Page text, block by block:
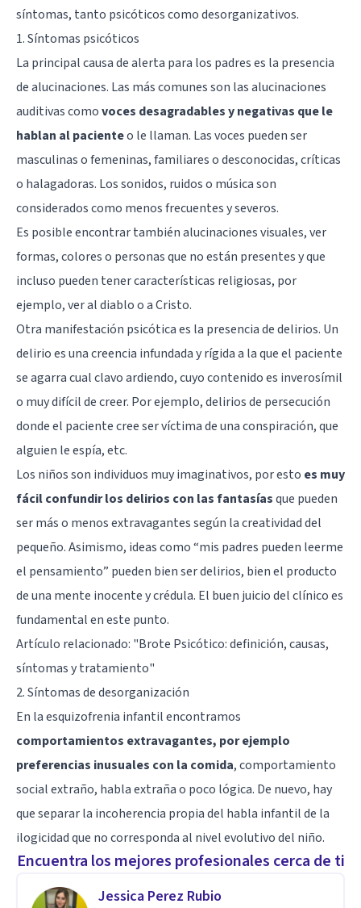
síntomas, tanto psicóticos como desorganizativos.
1. Síntomas psicóticos
La principal causa de alerta para los padres es la presencia
de alucinaciones. Las más comunes son las alucinaciones
auditivas comovoces desagradables y negativas que le
hablan al pacienteo le llaman. Las voces pueden ser
masculinas o femeninas, familiares o desconocidas, críticas
o halagadoras. Los sonidos, ruidos o música son
considerados como menos frecuentes y severos.
Es posible encontrar también alucinaciones visuales, ver
formas, colores o personas que no están presentes y que
incluso pueden tener características religiosas, por
ejemplo, ver al diablo o a Cristo.
Otra manifestación psicótica es la presencia de delirios. Un
delirio es una creencia infundada y rígida a la que el paciente
se agarra cual clavo ardiendo, cuyo contenido es inverosímil
o muy difícil de creer. Por ejemplo, delirios de persecución
donde el paciente cree ser víctima de una conspiración, que
alguien le espía, etc.
Los niños son individuos muy imaginativos, por esto es muy
fácil confundir los delirios con las fantasíasque pueden
ser más o menos extravagantes según la creatividad del
pequeño. Asimismo, ideas como “mis padres pueden leerme
el pensamiento” pueden bien ser delirios, bien el producto
de una mente inocente y crédula. El buen juicio del clínico es
fundamental en este punto.
Artículo relacionado: "Brote Psicótico: definición, causas,
síntomas y tratamiento"
2. Síntomas de desorganización
En la esquizofrenia infantil encontramos
comportamientos extravagantes, por ejemplo
preferencias inusuales con la comida, comportamiento
social extraño, habla extraña o poco lógica. De nuevo, hay
que separar la incoherencia propia del habla infantil de la
ilogicidad que no corresponda al nivel evolutivo del niño.
Encuentra los mejores profesionales cerca de ti
Jessica Perez Rubio